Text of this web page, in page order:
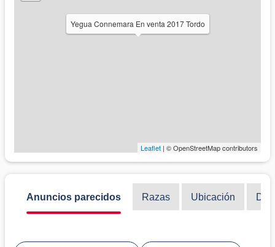
Yegua Connemara En venta 2017 Tordo
Leaflet | © OpenStreetMap contributors
Anuncios parecidos Razas Ubicación